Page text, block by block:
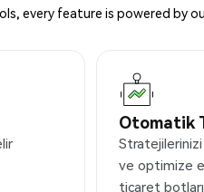
every feature is powered by
Otomatik
ve optimize
ticaret